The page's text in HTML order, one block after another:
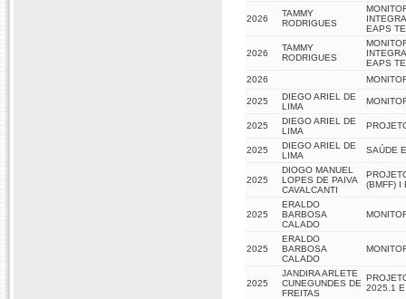
2026
TAMMY
RODRIGUES
EAPS
2026
TAMMY
RODRIGUES
EAPS
2026
2025
DIEGO ARIEL DE
LIMA
2025
DIEGO ARIEL DE
LIMA
2025
DIEGO ARIEL DE
LIMA
SAÚDE
2025
DIOGO MANUEL
LOPES DE PAIVA
CAVALCANTI
(BMFF) I
2025
ERALDO
BARBOSA
CALADO
2025
ERALDO
BARBOSA
CALADO
2025
JANDIRA ARLETE
CUNEGUNDES DE
FREITAS
2025.1